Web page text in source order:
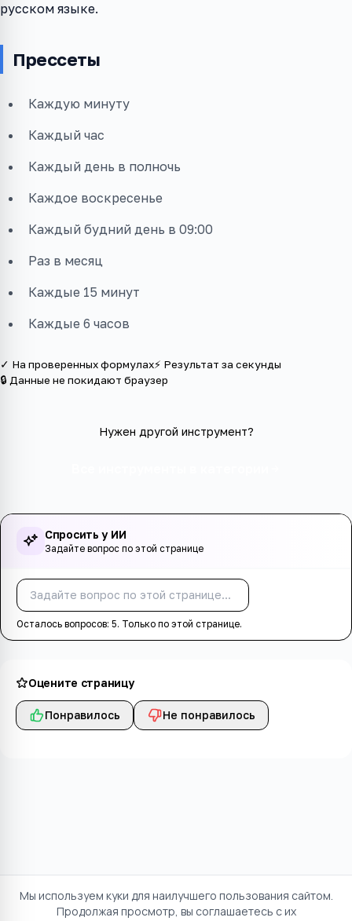
русском языке.
Прессеты
Каждую минуту
Каждый час
Каждый день в полночь
Каждое воскресенье
Каждый будний день в 09:00
Раз в месяц
Каждые 15 минут
Каждые 6 часов
✓ На проверенных формулах⚡ Результат за секунды
🔒 Данные не покидают браузер
Нужен другой инструмент?
Спросить у ИИ
Задайте вопрос по этой странице
Осталось вопросов: 5. Только по этой странице.
Оцените страницу
Понравилось Не понравилось
Мы используем куки для наилучшего пользования сайтом.
Продолжая просмотр, вы соглашаетесь с их